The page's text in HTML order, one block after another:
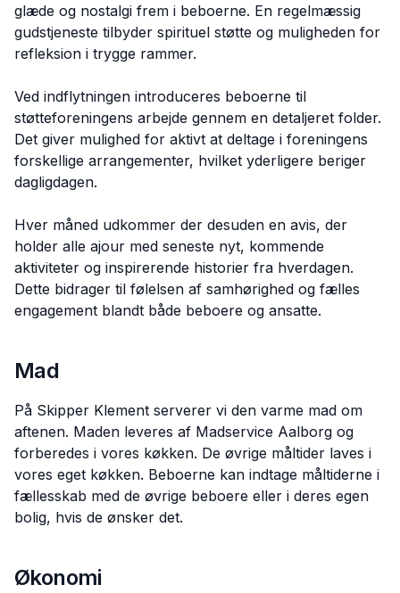
glæde og nostalgi frem i beboerne. En regelmæssig
gudstjeneste tilbyder spirituel støtte og muligheden for
refleksion i trygge rammer.
Ved indflytningen introduceres beboerne til
støtteforeningens arbejde gennem en detaljeret folder.
Det giver mulighed for aktivt at deltage i foreningens
forskellige arrangementer, hvilket yderligere beriger
dagligdagen.
Hver måned udkommer der desuden en avis, der
holder alle ajour med seneste nyt, kommende
aktiviteter og inspirerende historier fra hverdagen.
Dette bidrager til følelsen af samhørighed og fælles
engagement blandt både beboere og ansatte.
Mad
På Skipper Klement serverer vi den varme mad om
aftenen. Maden leveres af Madservice Aalborg og
forberedes i vores køkken. De øvrige måltider laves i
vores eget køkken. Beboerne kan indtage måltiderne i
fællesskab med de øvrige beboere eller i deres egen
bolig, hvis de ønsker det.
Økonomi